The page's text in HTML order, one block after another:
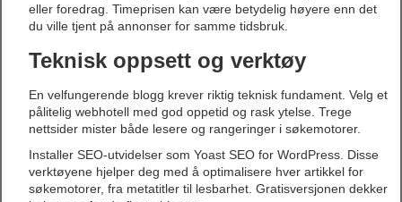
eller foredrag. Timeprisen kan være betydelig høyere enn det
du ville tjent på annonser for samme tidsbruk.
Teknisk oppsett og verktøy
En velfungerende blogg krever riktig teknisk fundament. Velg et
pålitelig webhotell med god oppetid og rask ytelse. Trege
nettsider mister både lesere og rangeringer i søkemotorer.
Installer SEO-utvidelser som Yoast SEO for WordPress. Disse
verktøyene hjelper deg med å optimalisere hver artikkel for
søkemotorer, fra metatitler til lesbarhet. Gratisversjonen dekker